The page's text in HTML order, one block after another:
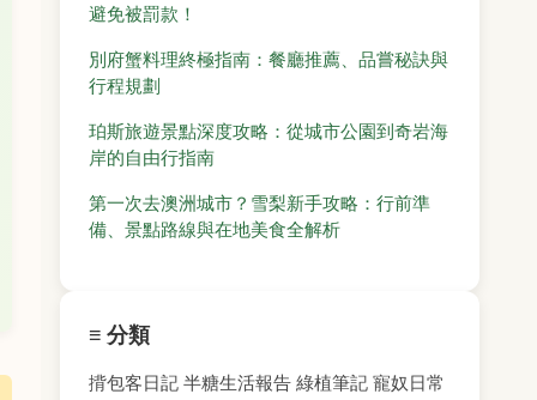
避免被罰款！
別府蟹料理終極指南：餐廳推薦、品嘗秘訣與
行程規劃
珀斯旅遊景點深度攻略：從城市公園到奇岩海
岸的自由行指南
第一次去澳洲城市？雪梨新手攻略：行前準
備、景點路線與在地美食全解析
≡ 分類
揹包客日記 半糖生活報告 綠植筆記 寵奴日常